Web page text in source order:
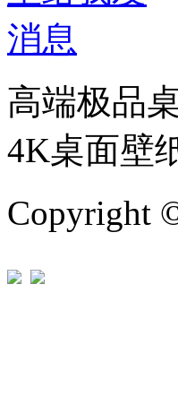
高端极品
4K桌面壁
Copyright